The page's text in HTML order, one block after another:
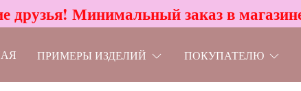
друзья! Минимальный заказ в
ПРИМЕРЫ ИЗДЕЛИЙ ПОКУПАТЕЛЮ